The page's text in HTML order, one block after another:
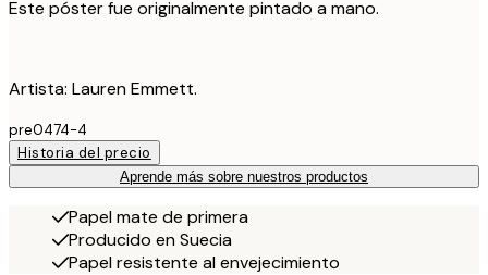
Este póster fue originalmente pintado a mano.
Artista: Lauren Emmett.
pre0474-4
Historia del precio
Aprende más sobre nuestros productos
Papel mate de primera
Producido en Suecia
Papel resistente al envejecimiento